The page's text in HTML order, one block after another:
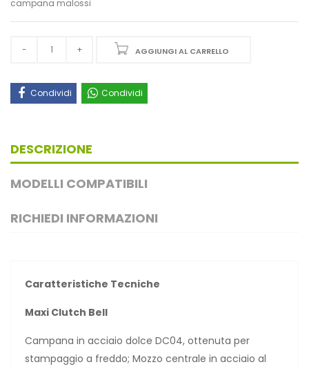
campana malossi
AGGIUNGI AL CARRELLO
Condividi Condividi
DESCRIZIONE
MODELLI COMPATIBILI
RICHIEDI INFORMAZIONI
Caratteristiche Tecniche
Maxi Clutch Bell
Campana in acciaio dolce DC04, ottenuta per
stampaggio a freddo; Mozzo centrale in acciaio al